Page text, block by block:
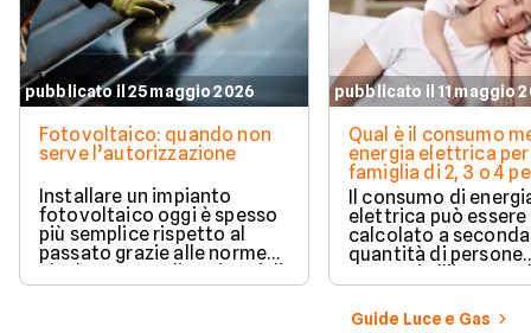
pubblicato il 25 maggio 2026
Fotovoltaico: quando non
serve l’autorizzazione
Installare un impianto
fotovoltaico oggi è spesso
più semplice rispetto al
passato grazie alle norme
che hanno ampliato i casi di
edilizia libera.
pubblicato il 11 maggio
Qual è il consumo
energia elettrica per
famiglia di 2, 3 o 4
Il consumo di
elettrica può essere
calcolato a
quantità di persone
presenti all'interno
determinato
numerosi i fattori
Guide Luce e Gas